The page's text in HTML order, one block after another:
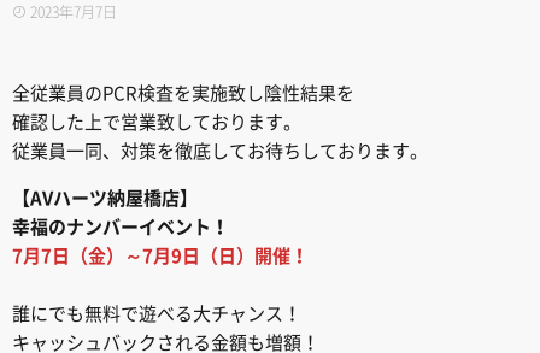
2023年7月7日
全従業員のPCR検査を実施致し陰性結果を
確認した上で営業致しております。
従業員一同、対策を徹底してお待ちしております。
【AVハーツ納屋橋店】
幸福のナンバーイベント！
7月7日（金）～7月9日（日）開催！
誰にでも無料で遊べる大チャンス！
キャッシュバックされる金額も増額！